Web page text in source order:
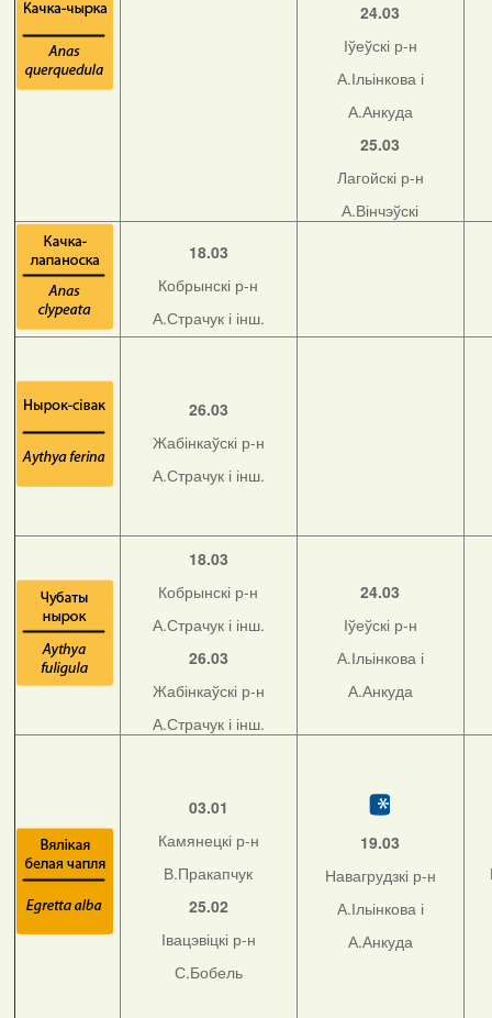
24.03
Іўеўскі р-н
А.Ільінкова і
А.Анкуда
25.03
Лагойскі р-н
А.Вінчэўскі
18.03
Кобрынскі р-н
А.Страчук і інш.
26.03
Жабінкаўскі р-н
А.Страчук і інш.
18.03
Кобрынскі р-н
А.Страчук і інш.
26.03
Жабінкаўскі р-н
А.Страчук і інш.
24.03
Іўеўскі р-н
А.Ільінкова і
А.Анкуда
03.01
Камянецкі р-н
В.Пракапчук
25.02
Івацэвіцкі р-н
С.Бобель
19.03
Навагрудзкі р-н
А.Ільінкова і
А.Анкуда